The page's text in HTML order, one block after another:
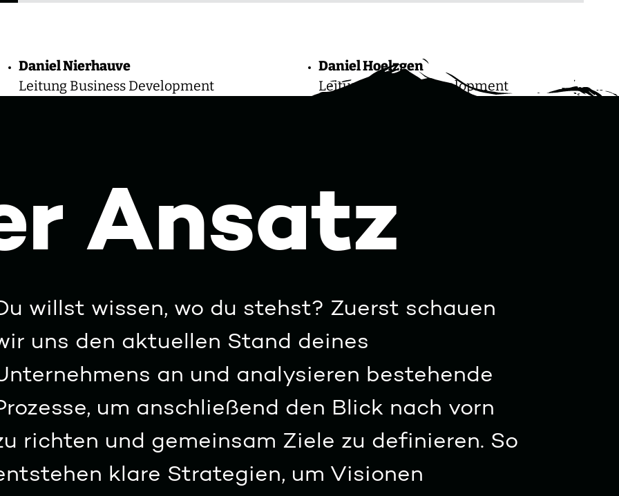
Daniel Nierhauve
Leitung Business Development
Daniel Hoelzgen
Leitung Product Development
Ansatz
willst wissen, wo du stehst? Zuerst schauen
uns den aktuellen Stand deines
an und analysieren bestehende
um anschließend den Blick nach vorn
richten und gemeinsam Ziele zu definieren. So
klare Strategien, um Visionen